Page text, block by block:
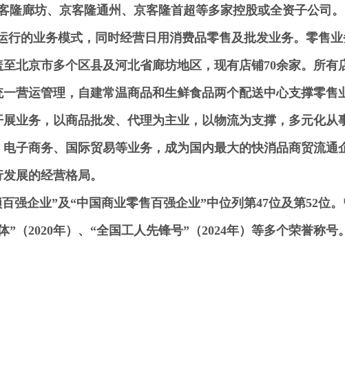
隆廊坊、京客隆通州、京客隆首超等多家控股或全资子公司。
行的业务模式，同时经营日用消费品零售及批发业务。 零售业
北京市多个区县及河北省廊坊地区，现有店铺70余家。所
营运管理，自建常温商品和生鲜食品两个配送中心支撑零售
业务，以商品批发、代理为主业，以物流为支撑，多元化从
子商务、国际贸易等业务，成为国内最大的快消品商贸流通
展的经营格局。
强企业”及“中国商业零售百强企业”中位列第47位及第52位
（2020年）、“全国工人先锋号”（2024年）等多个荣誉称号。